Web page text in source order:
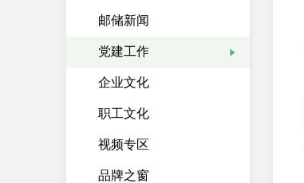
邮储新闻
党建工作
企业文化
职工文化
视频专区
品牌之窗